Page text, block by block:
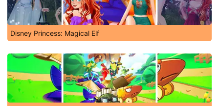
Disney Princess: Magical Elf